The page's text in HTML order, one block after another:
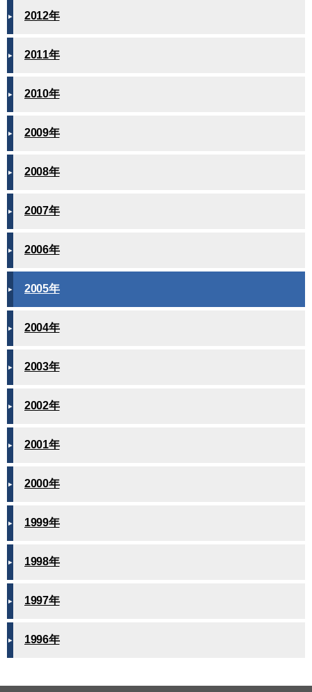
2012年
2011年
2010年
2009年
2008年
2007年
2006年
2005年
2004年
2003年
2002年
2001年
2000年
1999年
1998年
1997年
1996年